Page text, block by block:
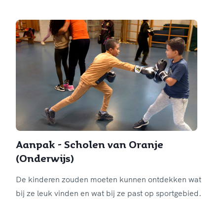
Aanpak - Scholen van Oranje
(Onderwijs)
De kinderen zouden moeten kunnen ontdekken wat
bij ze leuk vinden en wat bij ze past op sportgebied.